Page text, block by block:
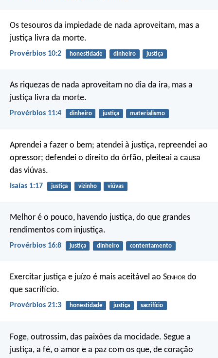
Os tesouros da impiedade de nada aproveitam, mas a
justiça livra da morte.
Provérbios 10:2 honestidade dinheiro justiça
As riquezas de nada aproveitam no dia da ira, mas a
justiça livra da morte.
Provérbios 11:4 dinheiro justiça materialismo
Aprendei a fazer o bem; atendei à justiça, repreendei ao
opressor; defendei o direito do órfão, pleiteai a causa
das viúvas.
Isaías 1:17 justiça vizinho viúvas
Melhor é o pouco, havendo justiça, do que grandes
rendimentos com injustiça.
Provérbios 16:8 justiça dinheiro contentamento
Exercitar justiça e juízo é mais aceitável ao Senhor do
que sacrifício.
Provérbios 21:3 honestidade justiça sacrifício
Foge, outrossim, das paixões da mocidade. Segue a
justiça, a fé, o amor e a paz com os que, de coração